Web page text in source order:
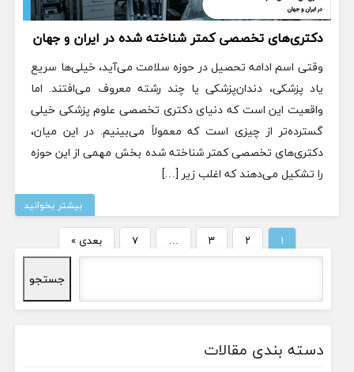
دکتری‌های تخصصی کمتر شناخته شده در ایران و جهان
وقتی اسم ادامه تحصیل در حوزه سلامت می‌آید، خیلی‌ها سریع
یاد پزشکی، دندان‌پزشکی یا چند رشته معروف می‌افتند. اما
واقعیت این است که دنیای دکتری تخصصی علوم پزشکی خیلی
گسترده‌تر از چیزی است که معمولاً می‌بینیم. در این میان،
دکتری‌های تخصصی کمتر شناخته شده بخش مهمی از این حوزه
را تشکیل می‌دهند که اغلب زیر […]
بیشتر بخوانید
۱ ۲ ۳ … ۷ بعدی »
جستجو
جستجو
دسته بندی مقالات